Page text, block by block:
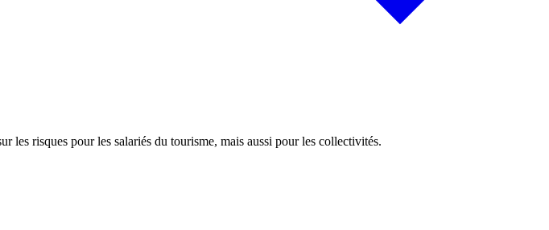
les risques pour les salariés du tourisme, mais aussi pour les collectivités.